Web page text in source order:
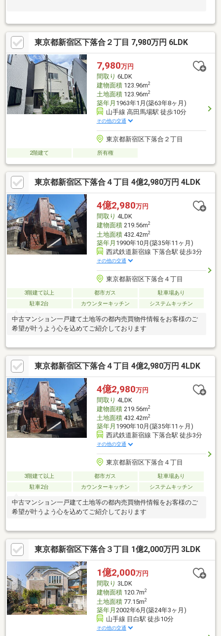
東京都新宿区下落合２丁目 7,980万円 6LDK
7,980万円
間取り 6LDK
建物面積123.96m2
土地面積123.96m2
築年月 1963年1月(築63年8ヶ月)
山手線 高田馬場駅 徒歩10分
その他の交通
東京都新宿区下落合２丁目
2階建て 所有権
東京都新宿区下落合４丁目 4億2,980万円 4LDK
4億2,980万円
間取り 4LDK
建物面積219.56m2
土地面積432.42m2
築年月 1990年10月(築35年11ヶ月)
西武鉄道新宿線 下落合駅 徒歩3分
その他の交通
東京都新宿区下落合４丁目
3階建て以上 都市ガス
駐車場あり
駐車2台
カウンターキッチン システムキッチン
中古マンション一戸建て土地等の都内売買物件情報をお客様のご
希望が叶うよう心を込めてご紹介しております
東京都新宿区下落合４丁目 4億2,980万円 4LDK
4億2,980万円
間取り 4LDK
建物面積219.56m2
土地面積432.42m2
築年月 1990年10月(築35年11ヶ月)
西武鉄道新宿線 下落合駅 徒歩3分
その他の交通
東京都新宿区下落合４丁目
3階建て以上 都市ガス
駐車場あり
駐車2台
カウンターキッチン システムキッチン
中古マンション一戸建て土地等の都内売買物件情報をお客様のご
希望が叶うよう心を込めてご紹介しております
東京都新宿区下落合３丁目 1億2,000万円 3LDK
1億2,000万円
間取り 3LDK
建物面積120.7m2
土地面積77.15m2
築年月 2002年6月(築24年3ヶ月)
山手線 目白駅 徒歩10分
その他の交通